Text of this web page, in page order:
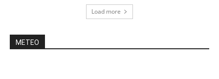
Load more
METEO